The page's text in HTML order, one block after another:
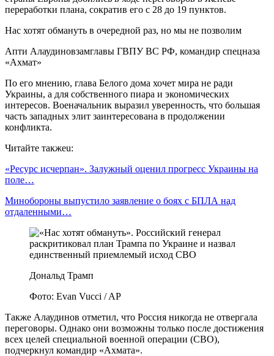
переработки плана, сократив его с 28 до 19 пунктов.
Нас хотят обмануть в очередной раз, но мы не позволим
Апти Алаудиновзамглавы ГВПУ ВС РФ, командир спецназа
«Ахмат»
По его мнению, глава Белого дома хочет мира не ради
Украины, а для собственного пиара и экономических
интересов. Военачальник выразил уверенность, что большая
часть западных элит заинтересована в продолжении
конфликта.
Читайте такжеu:
«Ресурс исчерпан». Залужный оценил прогресс Украины на
поле…
Минобороны выпустило заявление о боях с БПЛА над
отдаленными…
Дональд Трамп
Фото: Evan Vucci / AP
Также Алаудинов отметил, что Россия никогда не отвергала
переговоры. Однако они возможны только после достижения
всех целей специальной военной операции (СВО),
подчеркнул командир «Ахмата».